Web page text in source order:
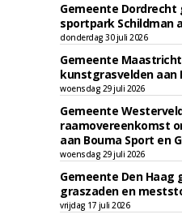
Gemeente
sportpark Schildman
donderdag 30 juli 2026
Gemeente
kunstgrasvelden aan
woensdag 29 juli 2026
Gemeente
raamovereenkomst
aan Bouma Sport en
woensdag 29 juli 2026
Gemeente Den Haag
graszaden en
vrijdag 17 juli 2026